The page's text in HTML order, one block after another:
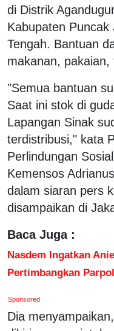
di Distrik
Kabupaten
Tengah. Bantuan
makanan,
"Semua bantuan
Saat ini stok di
Lapangan Sinak
terdistribusi," kata
Perlindungan
Kemensos
dalam siaran pers
disampaikan di
Baca Juga :
Nasdem Ingatkan
Pertimbangkan
Sponsored
Dia